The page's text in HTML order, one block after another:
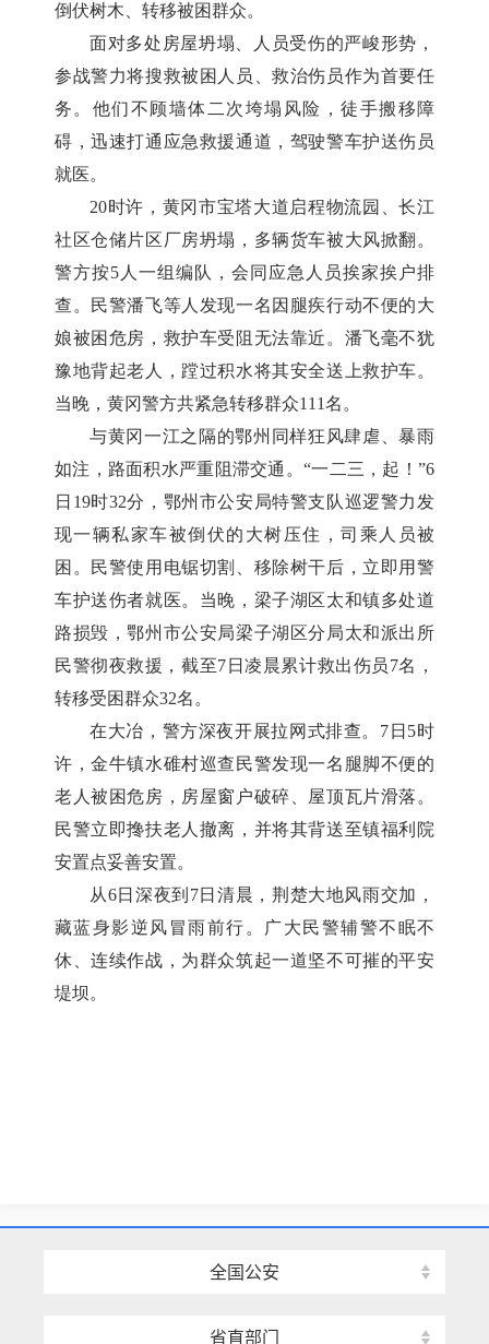
倒伏树木、转移被困群众。
面对多处房屋坍塌、人员受伤的严峻形势，
参战警力将搜救被困人员、救治伤员作为首要任
务。他们不顾墙体二次垮塌风险，徒手搬移障
碍，迅速打通应急救援通道，驾驶警车护送伤员
就医。
20时许，黄冈市宝塔大道启程物流园、长江
社区仓储片区厂房坍塌，多辆货车被大风掀翻。
警方按5人一组编队，会同应急人员挨家挨户排
查。民警潘飞等人发现一名因腿疾行动不便的大
娘被困危房，救护车受阻无法靠近。潘飞毫不犹
豫地背起老人，蹚过积水将其安全送上救护车。
当晚，黄冈警方共紧急转移群众111名。
与黄冈一江之隔的鄂州同样狂风肆虐、暴雨
如注，路面积水严重阻滞交通。“一二三，起！”6
日19时32分，鄂州市公安局特警支队巡逻警力发
现一辆私家车被倒伏的大树压住，司乘人员被
困。民警使用电锯切割、移除树干后，立即用警
车护送伤者就医。当晚，梁子湖区太和镇多处道
路损毁，鄂州市公安局梁子湖区分局太和派出所
民警彻夜救援，截至7日凌晨累计救出伤员7名，
转移受困群众32名。
在大冶，警方深夜开展拉网式排查。7日5时
许，金牛镇水碓村巡查民警发现一名腿脚不便的
老人被困危房，房屋窗户破碎、屋顶瓦片滑落。
民警立即搀扶老人撤离，并将其背送至镇福利院
安置点妥善安置。
从6日深夜到7日清晨，荆楚大地风雨交加，
藏蓝身影逆风冒雨前行。广大民警辅警不眠不
休、连续作战，为群众筑起一道坚不可摧的平安
堤坝。
全国公安
省直部门